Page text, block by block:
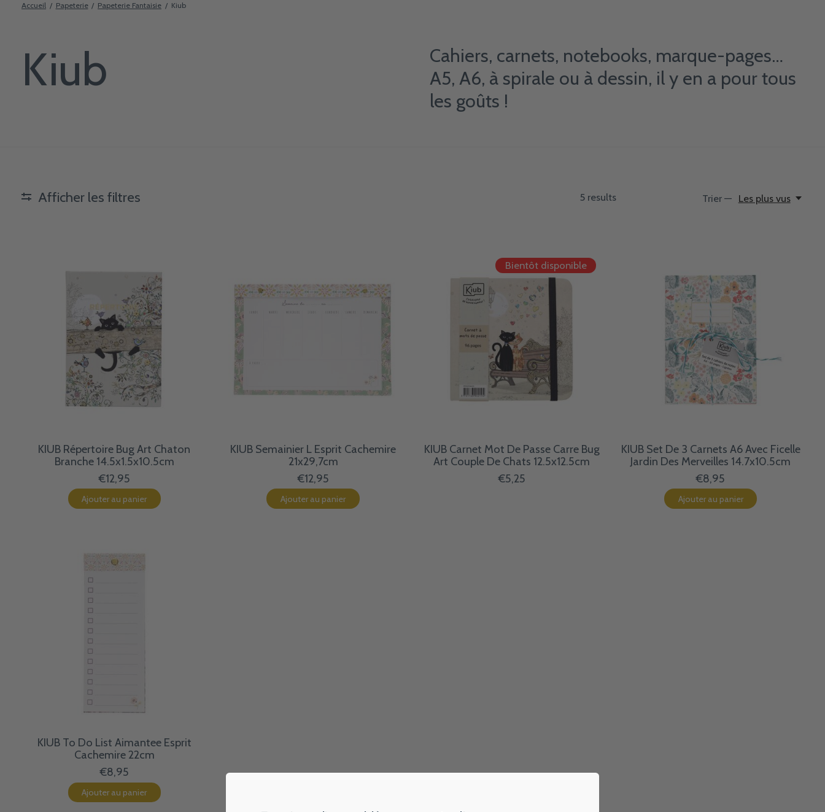
Accueil / Papeterie / Papeterie Fantaisie / Kiub
Kiub
Cahiers, carnets, notebooks, marque-pages…
A5, A6, à spirale ou à dessin, il y en a pour tous
les goûts !
Afficher les filtres 5results Trier — Les plus vus
KIUB Répertoire Bug Art Chaton
Branche 14.5x1.5x10.5cm
€12,95
Ajouter au panier
KIUB Semainier L Esprit Cachemire
21x29,7cm
€12,95
Ajouter au panier
Bientôt disponible
KIUB Carnet Mot De Passe Carre Bug
Art Couple De Chats 12.5x12.5cm
€5,25
KIUB Set De 3 Carnets A6 Avec Ficelle
Jardin Des Merveilles 14.7x10.5cm
€8,95
Ajouter au panier
KIUB To Do List Aimantee Esprit
Cachemire 22cm
€8,95
Ajouter au panier